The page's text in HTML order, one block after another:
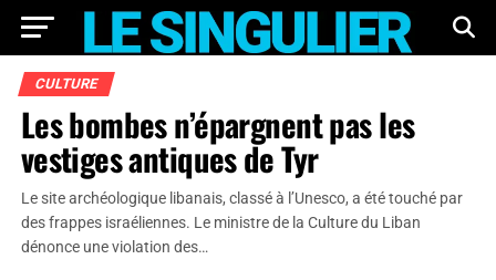
CULTURE
Les bombes n’épargnent pas les
vestiges antiques de Tyr
Le site archéologique libanais, classé à l’Unesco, a été touché par
des frappes israéliennes. Le ministre de la Culture du Liban
dénonce une violation des…